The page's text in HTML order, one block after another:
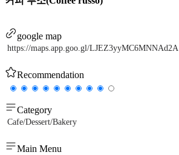
google map
https://maps.app.goo.gl/LJEZ3yyMC6MNNAd2A
Recommendation
Category
Cafe/Dessert/Bakery
Main Menu